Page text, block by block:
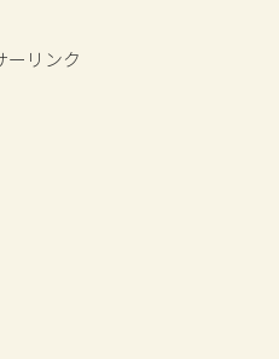
ーリンク